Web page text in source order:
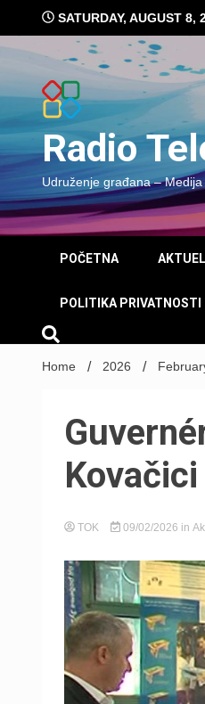
content
SATURDAY, AUGUST 8,
Radio
Udruženje građana –
POČETNA
POLITIKA PRIVATNOSTI
Home 2026
Kovačici
TOK 09/02/2026 in